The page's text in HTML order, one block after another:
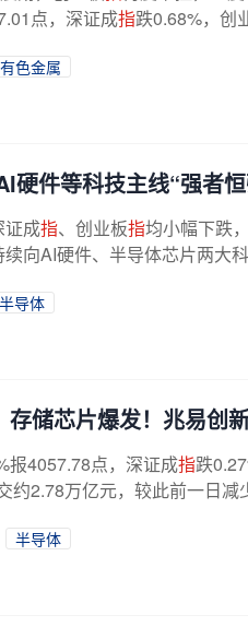
点，深证成指跌0.68%，创
有色金属
硬件等科技主线“强者
证成指、创业板指均小幅下跌
向AI硬件、半导体芯片两大
半导体
存储芯片爆发！兆易创
报4057.78点，深证成指跌
约2.78万亿元，较此前一日
半导体